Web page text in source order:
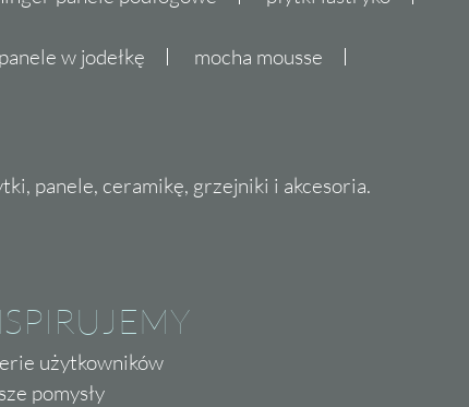
panele w jodełkę mocha mousse
panele, ceramikę, grzejniki i akcesoria.
użytkowników
pomysły